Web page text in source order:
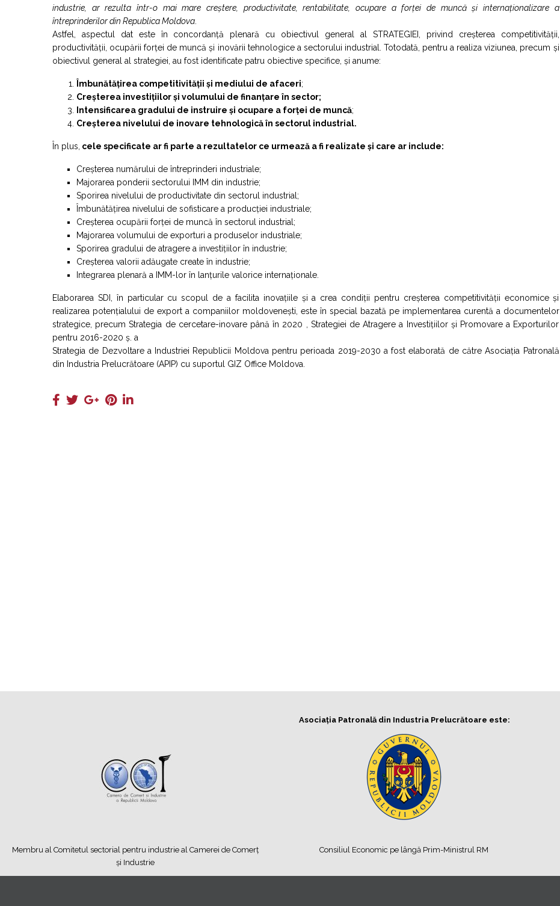
industrie, ar rezulta într-o mai mare creștere, productivitate, rentabilitate, ocupare a forței de muncă și internaționalizare a
întreprinderilor din Republica Moldova
Astfel, aspectul dat este în concordanță plenară cu obiectivul general al STRATEGIEI, privind creșterea competitivității,
productivității, ocupării forței de muncă și inovării tehnologice a sectorului industrial. Totodată, pentru a realiza viziunea, precum și
obiectivul general al strategiei, au fost identificate patru obiective specifice, și anume:
Îmbunătățirea competitivității și mediului de afaceri;
Creșterea investițiilor și volumului de finanțare în sector;
Intensificarea gradului de instruire și ocupare a forței de muncă;
Creșterea nivelului de inovare tehnologică în sectorul industrial.
În plus, cele specificate ar fi parte a rezultatelor ce urmează a fi realizate și care ar include:
Creșterea numărului de întreprinderi industriale;
Majorarea ponderii sectorului IMM din industrie;
Sporirea nivelului de productivitate din sectorul industrial;
Îmbunătățirea nivelului de sofisticare a producției industriale;
Creșterea ocupării forței de muncă în sectorul industrial;
Majorarea volumului de exporturi a produselor industriale;
Sporirea gradului de atragere a investițiilor în industrie;
Creșterea valorii adăugate create în industrie;
Integrarea plenară a IMM-lor în lanțurile valorice internaționale.
Elaborarea SDI, în particular cu scopul de a facilita inovațiile și a crea condiții pentru creșterea competitivității economice și
realizarea potențialului de export a companiilor moldovenești, este în special bazată pe implementarea curentă a documentelor
strategice, precum Strategia de cercetare-inovare până în 2020 , Strategiei de Atragere a Investițiilor și Promovare a Exporturilor
pentru 2016-2020 ș. a
Strategia de Dezvoltare a Industriei Republicii Moldova pentru perioada 2019-2030 a fost elaborată de către Asociația Patronală
din Industria Prelucrătoare (APIP) cu suportul GIZ Office Moldova.
Asociația Patronală din Industria Prelucrătoare este:
Membru al Comitetul sectorial pentru industrie al Camerei de Comerț
și Industrie
Consiliul Economic pe lângă Prim-Ministrul RM